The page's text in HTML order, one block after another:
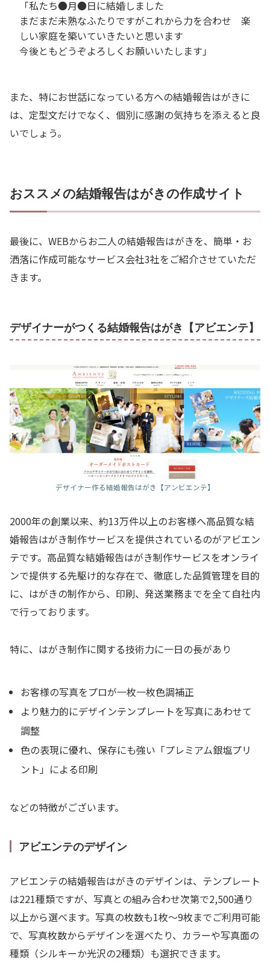
「私たち●月●日に結婚しました
まだまだ未熟なふたりですがこれから力を合わせ 楽
しい家庭を築いていきたいと思います
今後ともどうぞよろしくお願いいたします」
また、特にお世話になっている方への結婚報告はがきに
は、定型文だけでなく、個別に感謝の気持ちを添えると良
いでしょう。
おススメの結婚報告はがきの作成サイト
最後に、WEBからお二人の結婚報告はがきを、簡単・お
洒落に作成可能なサービス会社3社をご紹介させていただ
きます。
デザイナーがつくる結婚報告はがき【アビエンテ】
デザイナー作る結婚報告はがき【アンビエンテ】
2000年の創業以来、約13万件以上のお客様へ高品質な結
婚報告はがき制作サービスを提供されているのがアビエン
テです。高品質な結婚報告はがき制作サービスをオンライ
ンで提供する先駆け的な存在で、徹底した品質管理を目的
に、はがきの制作から、印刷、発送業務までを全て自社内
で行っております。
特に、はがき制作に関する技術力に一日の長があり
お客様の写真をプロが一枚一枚色調補正
より魅力的にデザインテンプレートを写真にあわせて
調整
色の表現に優れ、保存にも強い「プレミアム銀塩プリ
ント」による印刷
などの特徴がございます。
アビエンテのデザイン
アビエンテの結婚報告はがきのデザインは、テンプレート
は221種類ですが、写真との組み合わせ次第で2,500通り
以上から選べます。写真の枚数も1枚～9枚までご利用可能
で、写真枚数からデザインを選べたり、カラーや写真面の
種類（シルキーか光沢の2種類）も選択できます。